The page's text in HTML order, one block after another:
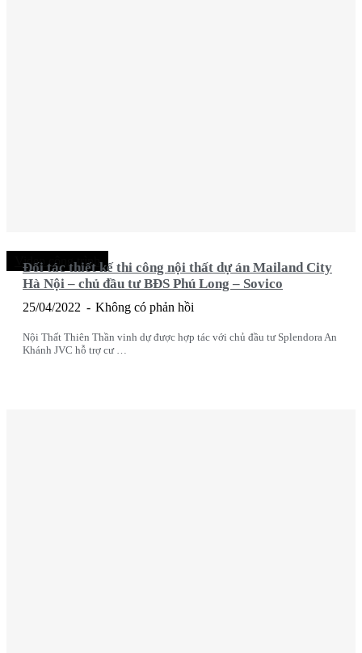
Video công trình
Đối tác thiết kế thi công nội thất dự án Mailand City
Hà Nội – chủ đầu tư BĐS Phú Long – Sovico
25/04/2022 Không có phản hồi
Nội Thất Thiên Thần vinh dự được hợp tác với chủ đầu tư Splendora An
Khánh JVC hỗ trợ cư …